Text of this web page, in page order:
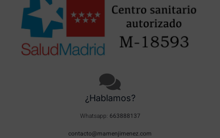
¿Hablamos?
Whatsapp: 663888137
contacto@mamenjimenez.com